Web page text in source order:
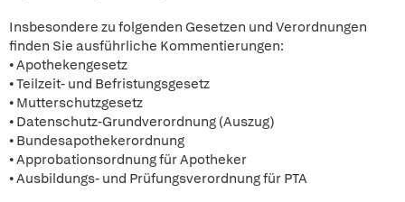
Insbesondere zu folgenden Gesetzen und Verordnungen
finden Sie ausführliche Kommentierungen:
• Apothekengesetz
• Teilzeit- und Befristungsgesetz
• Mutterschutzgesetz
• Datenschutz-Grundverordnung (Auszug)
• Bundesapothekerordnung
• Approbationsordnung für Apotheker
• Ausbildungs- und Prüfungsverordnung für PTA